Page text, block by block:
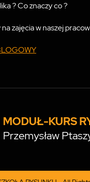
? Co znaczy co ?
zajęcia w naszej
MODUŁ-KURS
Przemysław